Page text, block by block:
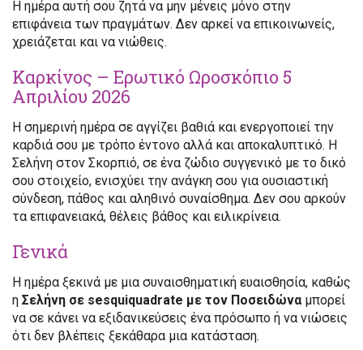
Η ημέρα αυτή σου ζητά να μην μένεις μόνο στην
επιφάνεια των πραγμάτων. Δεν αρκεί να επικοινωνείς,
χρειάζεται και να νιώθεις.
Καρκίνος – Ερωτικό Ωροσκόπιο 5
Απριλίου 2026
Η σημερινή ημέρα σε αγγίζει βαθιά και ενεργοποιεί την
καρδιά σου με τρόπο έντονο αλλά και αποκαλυπτικό. Η
Σελήνη στον Σκορπιό, σε ένα ζώδιο συγγενικό με το δικό
σου στοιχείο, ενισχύει την ανάγκη σου για ουσιαστική
σύνδεση, πάθος και αληθινό συναίσθημα. Δεν σου αρκούν
τα επιφανειακά, θέλεις βάθος και ειλικρίνεια.
Γενικά
Η ημέρα ξεκινά με μια συναισθηματική ευαισθησία, καθώς
η Σελήνη σε sesquiquadrate με τον Ποσειδώναμπορεί
να σε κάνει να εξιδανικεύσεις ένα πρόσωπο ή να νιώσεις
ότι δεν βλέπεις ξεκάθαρα μια κατάσταση.